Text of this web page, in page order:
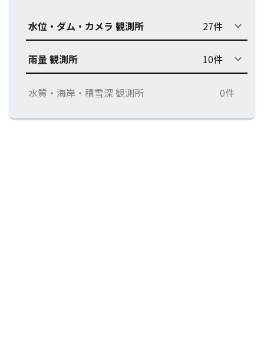
水位・ダム・カメラ 観測所 27件 keyboard_arrow_down
雨量 観測所 10件 keyboard_arrow_down
水質・海岸・積雪深 観測所 0件